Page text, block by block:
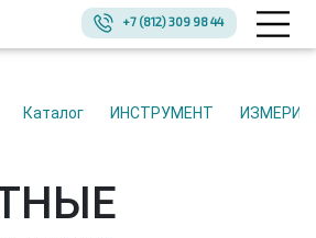
+7 (812) 309 98 44
Каталог ИНСТРУМЕНТ